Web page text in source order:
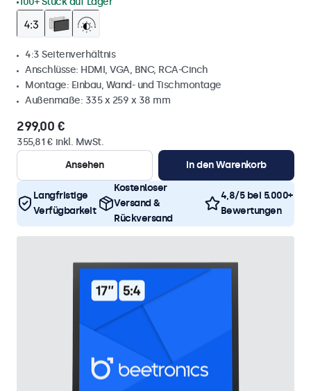
4:3 Seitenverhältnis
Anschlüsse: HDMI, VGA, BNC, RCA-Cinch
Montage: Einbau, Wand- und Tischmontage
Außenmaße: 335 x 259 x 38 mm
299,00 €
355,81 € inkl. MwSt.
Ansehen
In den Warenkorb
Langfristige
Verfügbarkeit
Kostenloser
Versand &
Rückversand
4,8/5 bei 5.000+
Bewertungen